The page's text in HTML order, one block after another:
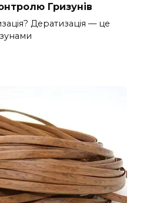
Гризунів
Дератизація — це